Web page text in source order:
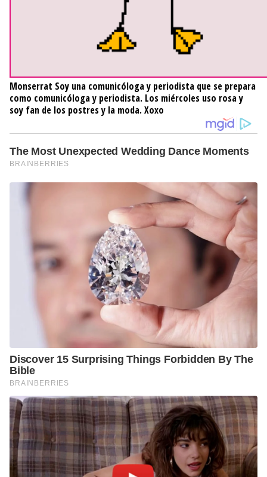
Monserrat Soy una comunicóloga y periodista que se prepara
como comunicóloga y periodista. Los miércoles uso rosa y
soy fan de los postres y la moda. Xoxo